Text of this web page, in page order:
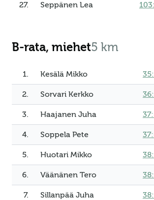
27. Seppänen Lea
B-rata, miehet5 km
1. Kesälä Mikko
2. Sorvari Kerkko
3. Haajanen Juha
4. Soppela Pete
5. Huotari Mikko
6. Väänänen Tero
7. Sillanpää Juha